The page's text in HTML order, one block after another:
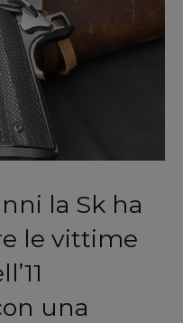
la Sk ha
le vittime
una